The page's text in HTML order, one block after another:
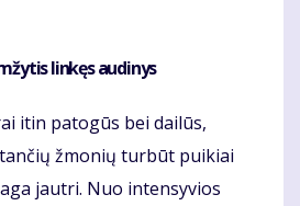
linkęs audinys
itin patogūs bei dailūs,
žmonių turbūt puikiai
jautri. Nuo intensyvios